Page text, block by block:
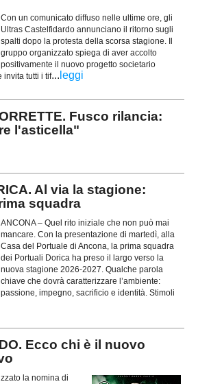
Con un comunicato diffuso nelle ultime ore, gli
Ultras Castelfidardo annunciano il ritorno sugli
spalti dopo la protesta della scorsa stagione. Il
gruppo organizzato spiega di aver accolto
positivamente il nuovo progetto societario
invita tutti i tif... leggi
Fusco rilancia:
l'asticella"
Al via la stagione:
squadra
ANCONA – Quel rito iniziale che non può mai
mancare. Con la presentazione di martedì, alla
Casa del Portuale di Ancona, la prima squadra
dei Portuali Dorica ha preso il largo verso la
nuova stagione 2026-2027. Qualche parola
chiave che dovrà caratterizzare l’ambiente:
passione, impegno, sacrificio e identità. Stimoli
Ecco chi è il nuovo
la nomina di